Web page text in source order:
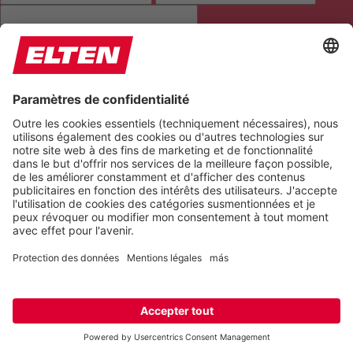
TOUT METTRE EN ÉVIDENCE